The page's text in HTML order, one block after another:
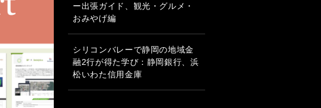
ー出張ガイド、観光・グルメ・
おみやげ編
シリコンバレーで静岡の地域金
融2行が得た学び：静岡銀行、浜
松いわた信用金庫